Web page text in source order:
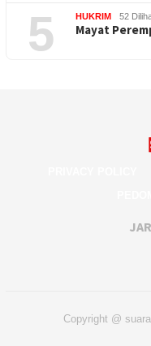
5 HUKRIM 52
Mayat
Copyright @